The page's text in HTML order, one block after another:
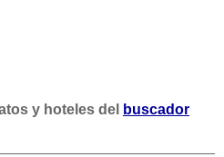
y hoteles del
buscador